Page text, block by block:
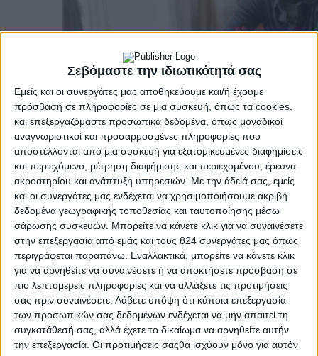
Σεβόμαστε την ιδιωτικότητά σας
Εμείς και οι συνεργάτες μας αποθηκεύουμε και/ή έχουμε
πρόσβαση σε πληροφορίες σε μια συσκευή, όπως τα cookies,
και επεξεργαζόμαστε προσωπικά δεδομένα, όπως μοναδικοί
αναγνωριστικοί και προσαρμοσμένες πληροφορίες που
αποστέλλονται από μια συσκευή για εξατομικευμένες διαφημίσεις
και περιεχόμενο, μέτρηση διαφήμισης και περιεχομένου, έρευνα
ακροατηρίου και ανάπτυξη υπηρεσιών. Με την άδειά σας, εμείς
και οι συνεργάτες μας ενδέχεται να χρησιμοποιήσουμε ακριβή
δεδομένα γεωγραφικής τοποθεσίας και ταυτοποίησης μέσω
σάρωσης συσκευών. Μπορείτε να κάνετε κλικ για να συναινέσετε
στην επεξεργασία από εμάς και τους 824 συνεργάτες μας όπως
περιγράφεται παραπάνω. Εναλλακτικά, μπορείτε να κάνετε κλικ
για να αρνηθείτε να συναινέσετε ή να αποκτήσετε πρόσβαση σε
πιο λεπτομερείς πληροφορίες και να αλλάξετε τις προτιμήσεις
σας πριν συναινέσετε. Λάβετε υπόψη ότι κάποια επεξεργασία
των προσωπικών σας δεδομένων ενδέχεται να μην απαιτεί τη
συγκατάθεσή σας, αλλά έχετε το δικαίωμα να αρνηθείτε αυτήν
την επεξεργασία. Οι προτιμήσεις σαςθα ισχύουν μόνο για αυτόν
Υγεία, διατροφή & lifestyle
Διατροφή 2.0: τα τρόφιμα του μέλλοντος
18 Μάι